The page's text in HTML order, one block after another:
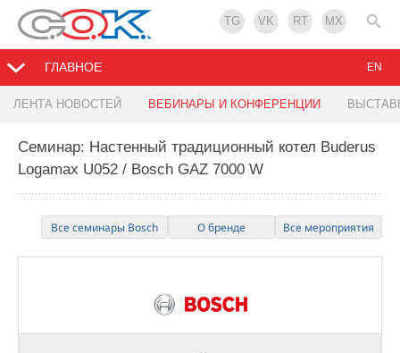
TG VK RT MX
ГЛАВНОЕ
ЛЕНТА НОВОСТЕЙ ВЕБИНАРЫ И КОНФЕРЕНЦИИ
EN
Семинар: Настенный традиционный котел Buderus
Logamax U052 / Bosch GAZ 7000 W
Все семинары Bosch О бренде Все мероприятия